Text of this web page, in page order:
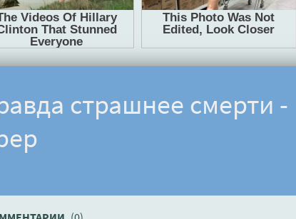
страшнее смерти -